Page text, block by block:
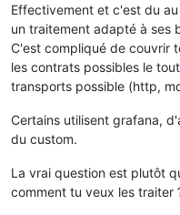
SMAXSN-1
CCASN   E225700000000
CCASN-1 E220000000000
UMOY1   E220000000000
STGE    003A4001        >
MSG1    PAS DE
RELAIS  000     B
NTARF   01      N
NJOURF+1        00
Effectivement et c'est du
un traitement adapté à ses
C'est compliqué de couvrir
les contrats possibles le
transports possible (http,
Certains utilisent grafana,
du custom.
La vrai question est plutôt
comment tu veux les traiter